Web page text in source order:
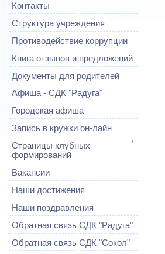
Контакты
Структура учреждения
Противодействие коррупции
Книга отзывов и предложений
Документы для родителей
Афиша - СДК "Радуга"
Городская афиша
Запись в кружки он-лайн
Страницы клубных
формирований
Вакансии
Наши достижения
Наши поздравления
Обратная связь СДК "Радуга"
Обратная связь СДК "Сокол"